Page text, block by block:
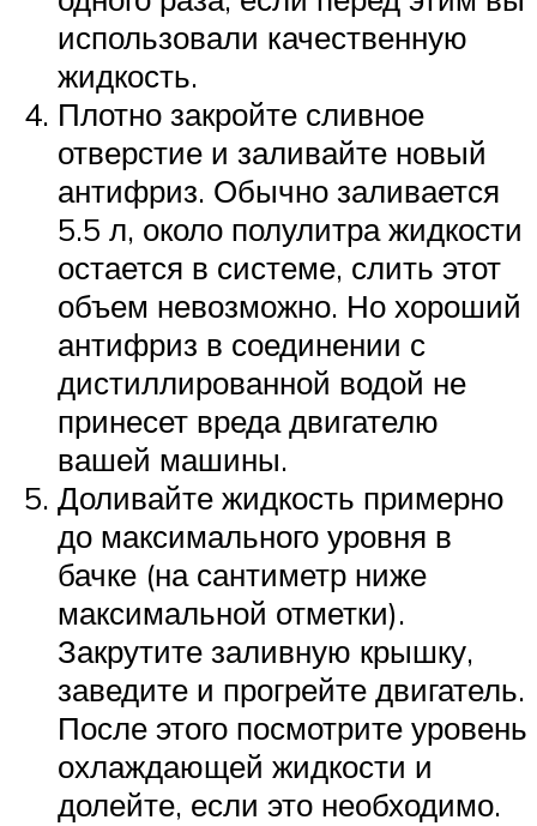
использовали качественную
жидкость.
Плотно закройте сливное
отверстие и заливайте новый
антифриз. Обычно заливается
5.5 л, около полулитра жидкости
остается в системе, слить этот
объем невозможно. Но хороший
антифриз в соединении с
дистиллированной водой не
принесет вреда двигателю
вашей машины.
Доливайте жидкость примерно
до максимального уровня в
бачке (на сантиметр ниже
максимальной отметки).
Закрутите заливную крышку,
заведите и прогрейте двигатель.
После этого посмотрите уровень
охлаждающей жидкости и
долейте, если это необходимо.